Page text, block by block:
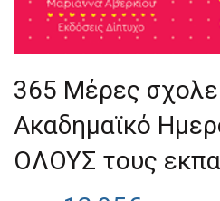
365 Μέρες
Ακαδημαϊκό
ΟΛΟΥΣ τους